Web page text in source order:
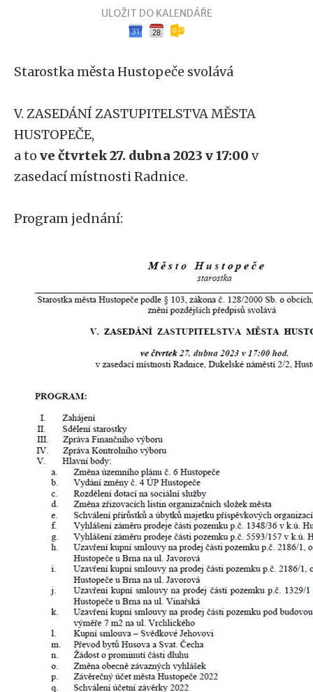
ULOŽIT DO KALENDÁŘE
Google kalendář
iCal kalendář
Starostka města Hustopeče svolává
V. ZASEDÁNÍ ZASTUPITELSTVA MĚSTA
HUSTOPEČE,
a to ve čtvrtek 27. dubna 2023 v 17:00v
zasedací místnosti Radnice.
Program jednání: